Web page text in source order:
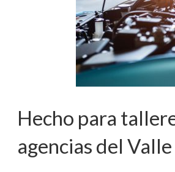
Hecho para
agencias del